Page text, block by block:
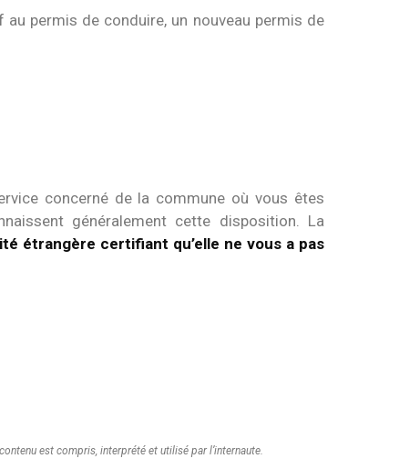
permis de conduire, un nouveau permis de
concerné de la commune où vous êtes
généralement cette disposition. La
étrangère certifiant qu’elle ne vous a pas
est compris, interprété et utilisé par l’internaute.